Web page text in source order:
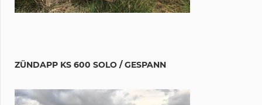
ZÜNDAPP KS 600 SOLO / GESPANN